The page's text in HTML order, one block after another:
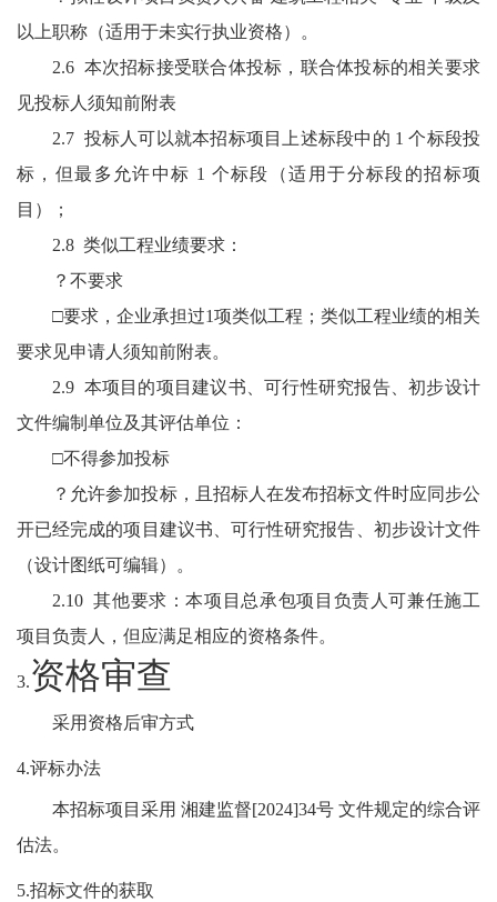
以上职称（适用于未实行执业资格）。
2.6 本次招标接受联合体投标，联合体投标的相关要求
见投标人须知前附表
2.7 投标人可以就本招标项目上述标段中的 1 个标段投
标，但最多允许中标 1 个标段（适用于分标段的招标项
目）；
2.8 类似工程业绩要求：
？不要求
□要求，企业承担过1项类似工程；类似工程业绩的相关
要求见申请人须知前附表。
2.9 本项目的项目建议书、可行性研究报告、初步设计
文件编制单位及其评估单位：
□不得参加投标
？允许参加投标，且招标人在发布招标文件时应同步公
开已经完成的项目建议书、可行性研究报告、初步设计文件
（设计图纸可编辑）。
2.10 其他要求：本项目总承包项目负责人可兼任施工
项目负责人，但应满足相应的资格条件。
3.资格审查
采用 资格后审方式
4.评标办法
本招标项目采用 湘建监督[2024]34号 文件规定的综合评
估法。
5.招标文件的获取